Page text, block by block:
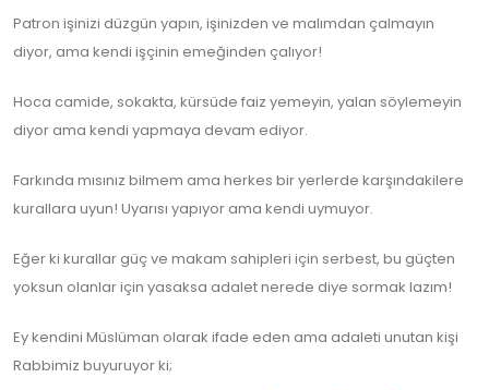
Patron işinizi düzgün yapın, işinizden ve malımdan çalmayın
diyor, ama kendi işçinin emeğinden çalıyor!
Hoca camide, sokakta, kürsüde faiz yemeyin, yalan söylemeyin
diyor ama kendi yapmaya devam ediyor.
Farkında mısınız bilmem ama herkes bir yerlerde karşındakilere
kurallara uyun! Uyarısı yapıyor ama kendi uymuyor.
Eğer ki kurallar güç ve makam sahipleri için serbest, bu güçten
yoksun olanlar için yasaksa adalet nerede diye sormak lazım!
Ey kendini Müslüman olarak ifade eden ama adaleti unutan kişi
Rabbimiz buyuruyor ki;